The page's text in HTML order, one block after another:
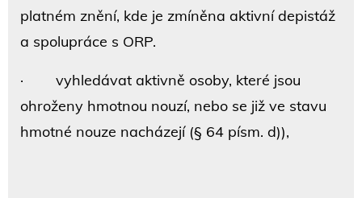
platném znění, kde je zmíněna aktivní depistáž
a spolupráce s ORP.
· vyhledávat aktivně osoby, které jsou
ohroženy hmotnou nouzí, nebo se již ve stavu
hmotné nouze nacházejí (§ 64 písm. d)),